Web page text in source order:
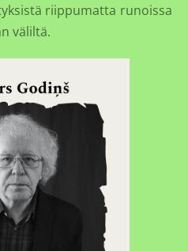
riippumatta runoissa
väliltä.